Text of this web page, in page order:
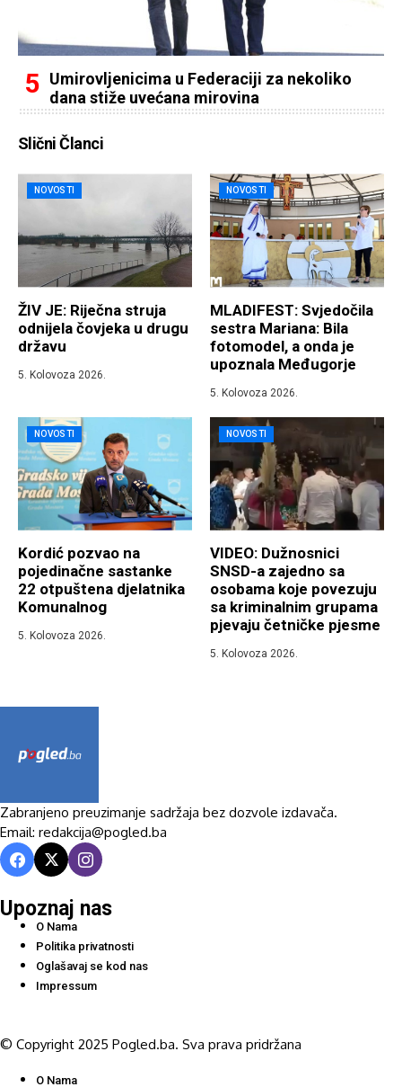
Umirovljenicima u Federaciji za nekoliko
dana stiže uvećana mirovina
Slični Članci
NOVOSTI
ŽIV JE: Riječna struja
odnijela čovjeka u drugu
državu
5. Kolovoza 2026.
NOVOSTI
MLADIFEST: Svjedočila
sestra Mariana: Bila
fotomodel, a onda je
upoznala Međugorje
5. Kolovoza 2026.
NOVOSTI
Kordić pozvao na
pojedinačne sastanke
22 otpuštena djelatnika
Komunalnog
5. Kolovoza 2026.
NOVOSTI
VIDEO: Dužnosnici
SNSD-a zajedno sa
osobama koje povezuju
sa kriminalnim grupama
pjevaju četničke pjesme
5. Kolovoza 2026.
Zabranjeno preuzimanje sadržaja bez dozvole izdavača.
Email: redakcija@pogled.ba
Upoznaj nas
O Nama
Politika privatnosti
Oglašavaj se kod nas
Impressum
© Copyright 2025 Pogled.ba. Sva prava pridržana
O Nama